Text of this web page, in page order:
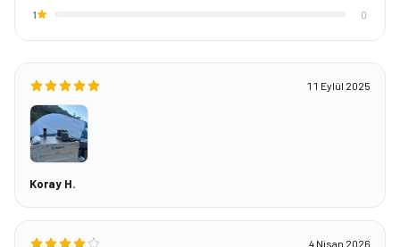
1
0
11 Eylül 2025
Koray H.
4 Nisan 2026